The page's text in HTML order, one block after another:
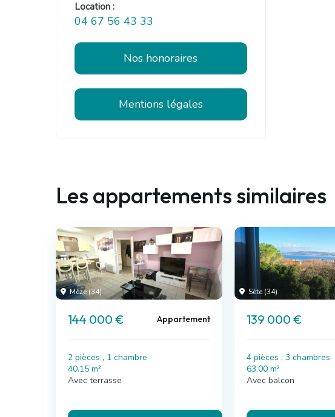
Location :
04 67 56 43 33
Nos honoraires
Mentions légales
Les appartements similaires
Mèze (34)
144 000 € Appartement
2 pièces , 1 chambre
40.15 m²
Avec terrasse
Sète (34)
139 000 €
4 pièces , 3 chambres
63.00 m²
Avec balcon